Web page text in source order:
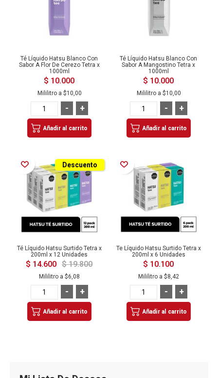
Té Líquido Hatsu Blanco Con
Sabor A Flor De Cerezo Tetra x
1000ml
$ 10.000
Mililitro a $10,00
+
-
Añadir al carrito
Té Líquido Hatsu Blanco Con
Sabor A Mangostino Tetra x
1000ml
$ 10.000
Mililitro a $10,00
+
-
Añadir al carrito
Añadir a la Lista de Deseos
Té Líquido Hatsu Surtido Tetra x
200ml x 12 Unidades
$ 14.600
Descuento
$ 19.800
Mililitro a $6,08
+
-
Añadir al carrito
Añadir a la Lista de Deseos
Te Líquido Hatsu Surtido Tetra x
200ml x 6 Unidades
$ 10.100
Mililitro a $8,42
+
-
Añadir al carrito